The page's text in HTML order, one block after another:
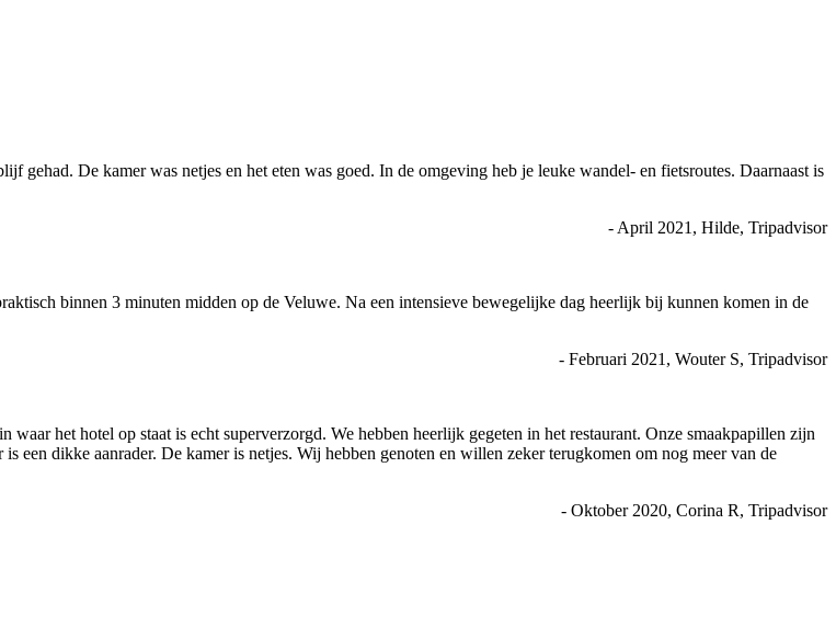
gehad. De kamer was netjes en het eten was goed. In de omgeving heb je leuke wandel- en fietsroutes. Daarnaast is
- April 2021, Hilde, Tripadvisor
binnen 3 minuten midden op de Veluwe. Na een intensieve bewegelijke dag heerlijk bij kunnen komen in de
- Februari 2021, Wouter S, Tripadvisor
het hotel op staat is echt superverzorgd. We hebben heerlijk gegeten in het restaurant. Onze smaakpapillen zijn
een dikke aanrader. De kamer is netjes. Wij hebben genoten en willen zeker terugkomen om nog meer van de
- Oktober 2020, Corina R, Tripadvisor